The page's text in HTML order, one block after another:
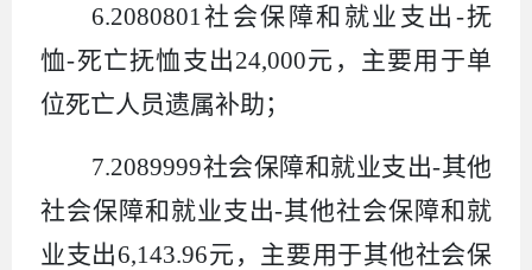
6.2080801 社会保障和就业支出 -抚
恤-死亡抚恤支出24,000元，主要用于单
位死亡人员遗属补助；
7.2089999社会保障和就业支出-其他
社会保障和就业支出-其他社会保障和就
业支出6,143.96元，主要用于其他社会保